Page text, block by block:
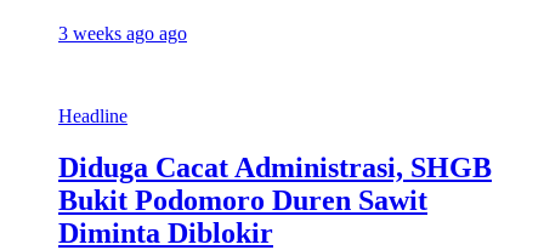
3 weeks ago ago
Headline
Diduga Cacat Administrasi, SHGB
Bukit Podomoro Duren Sawit
Diminta Diblokir